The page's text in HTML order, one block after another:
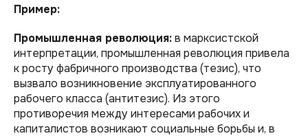
Пример:
Промышленная революция:в марксистской
интерпретации, промышленная революция привела
к росту фабричного производства (тезис), что
вызвало возникновение эксплуатированного
рабочего класса (антитезис). Из этого
противоречия между интересами рабочих и
капиталистов возникают социальные борьбы и, в